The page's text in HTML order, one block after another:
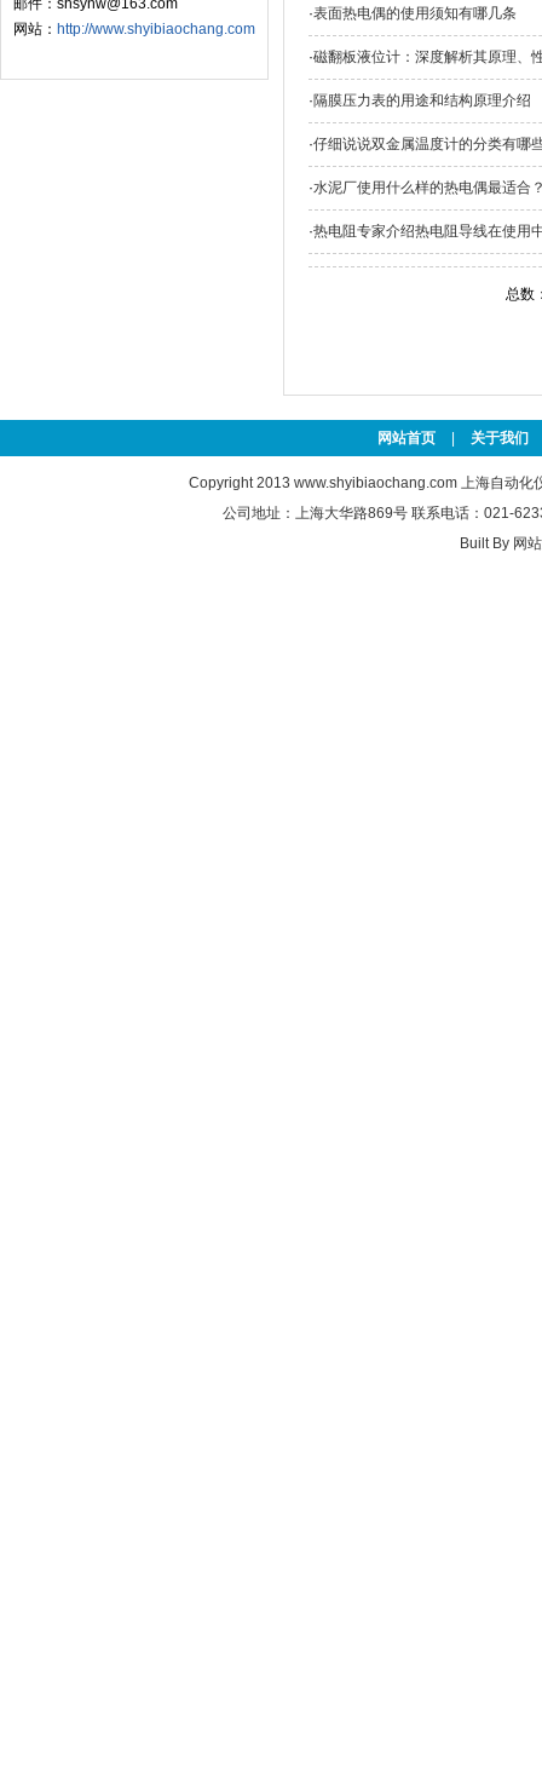
邮件：shsynw@163.com
网站： http://www.shyibiaochang.com
·表面热电偶的使用须知有哪几条
·磁翻板液位计：深度解析其原理、
·隔膜压力表的用途和结构原理介绍
·仔细说说双金属温度计的分类有哪
·水泥厂使用什么样的热电偶最适合
·热电阻专家介绍热电阻导线在使用
总数
网站首页 关于我们
Copyright 2013 www.shyibiaochang.com上海自动化
公司地址：上海大华路869号 联系电话：021-
Built By 网